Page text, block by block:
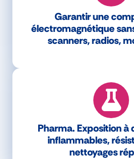
Garantir une
électromagnétique
scanners, radios,
Pharma. Exposition à
inflammables,
nettoyages